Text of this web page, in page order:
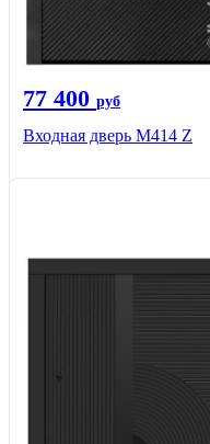
77 400 руб
Входная дверь М414 Z